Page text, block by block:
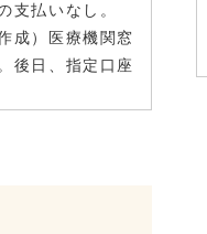
支払いなし。
成）医療機関窓
後日、指定口座